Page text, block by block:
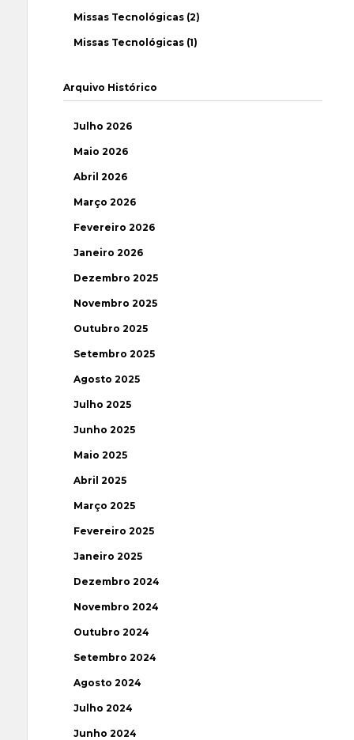
Missas Tecnológicas (2)
Missas Tecnológicas (1)
Arquivo Histórico
Julho 2026
Maio 2026
Abril 2026
Março 2026
Fevereiro 2026
Janeiro 2026
Dezembro 2025
Novembro 2025
Outubro 2025
Setembro 2025
Agosto 2025
Julho 2025
Junho 2025
Maio 2025
Abril 2025
Março 2025
Fevereiro 2025
Janeiro 2025
Dezembro 2024
Novembro 2024
Outubro 2024
Setembro 2024
Agosto 2024
Julho 2024
Junho 2024